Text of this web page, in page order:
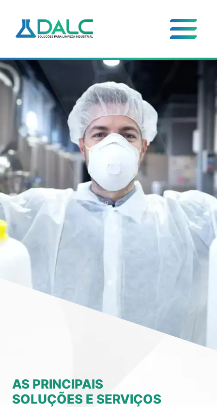
AS PRINCIPAIS
SOLUÇÕES E SERVIÇOS